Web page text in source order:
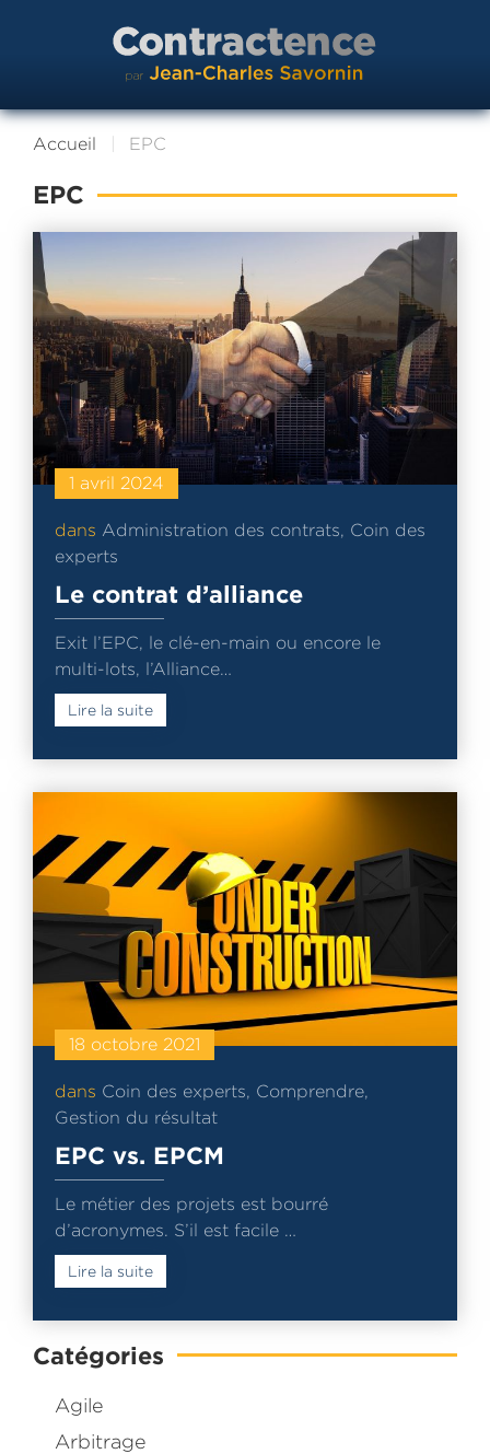
Accueil EPC
EPC
1 avril 2024
dans Administration des contrats, Coin des
experts
Le contrat d’alliance
Exit l’EPC, le clé-en-main ou encore le
multi-lots, l’Alliance…
Lire la suite
18 octobre 2021
dans Coin des experts, Comprendre,
Gestion du résultat
EPC vs. EPCM
Le métier des projets est bourré
d’acronymes. S’il est facile …
Lire la suite
Catégories
Agile
Arbitrage